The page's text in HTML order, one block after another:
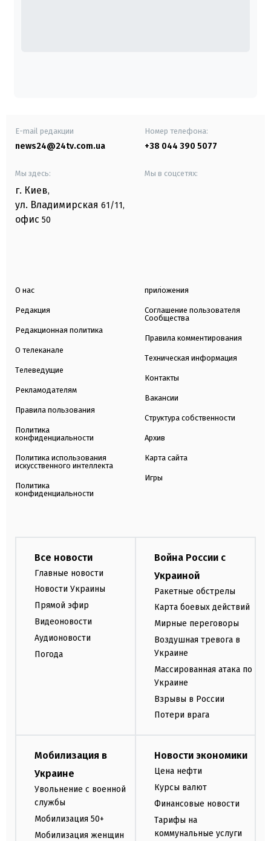
E-mail редакции
news24@24tv.com.ua
Номер телефона:
+38 044 390 5077
Мы здесь:
г. Киев,
ул. Владимирская 61/11,
офис 50
Мы в соцсетях:
О нас
Редакция
Редакционная политика
О телеканале
Телеведущие
Рекламодателям
Правила пользования
Политика
конфиденциальности
Политика использования
искусственного интеллекта
Политика
конфиденциальности
приложения
Соглашение пользователя
Сообщества
Правила комментирования
Техническая информация
Контакты
Вакансии
Структура собственности
Архив
Карта сайта
Игры
Все новости
Главные новости
Новости Украины
Прямой эфир
Видеоновости
Аудионовости
Погода
Война России с
Украиной
Ракетные обстрелы
Карта боевых действий
Мирные переговоры
Воздушная тревога в
Украине
Массированная атака по
Украине
Взрывы в России
Потери врага
Мобилизация в
Украине
Увольнение с военной
службы
Мобилизация 50+
Мобилизация женщин
Новости экономики
Цена нефти
Курсы валют
Финансовые новости
Тарифы на
коммунальные услуги